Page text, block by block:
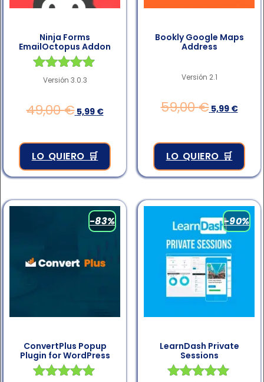
Ninja Forms
EmailOctopus Addon
Valorado en
de 5
Versión 3.0.3
49,00€ 5,99 €
LO QUIERO 🛒
Bookly Google Maps
Address
Versión 2.1
59,00€ 5,99 €
LO QUIERO 🛒
-83%
ConvertPlus Popup
Plugin for WordPress
-90%
LearnDash Private
Sessions